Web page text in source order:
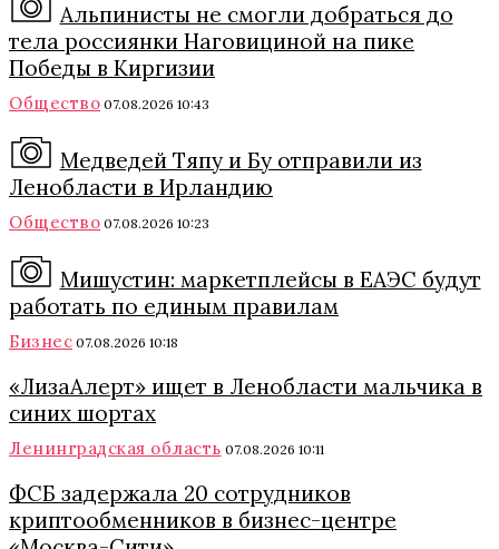
Альпинисты не смогли добраться до
тела россиянки Наговициной на пике
Победы в Киргизии
Общество 07.08.2026 10:43
Медведей Тяпу и Бу отправили из
Ленобласти в Ирландию
Общество 07.08.2026 10:23
Мишустин: маркетплейсы в ЕАЭС будут
работать по единым правилам
Бизнес 07.08.2026 10:18
«ЛизаАлерт» ищет в Ленобласти мальчика в
синих шортах
Ленинградская область 07.08.2026 10:11
ФСБ задержала 20 сотрудников
криптообменников в бизнес-центре